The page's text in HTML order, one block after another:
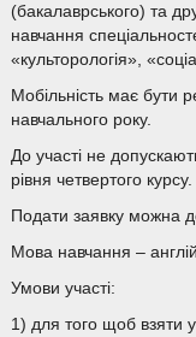
(бакалаврського) та
навчання
«культорологія»,
Мобільність має бути
навчального року.
До участі не
рівня четвертого курсу.
Подати заявку можна
Мова навчання –
Умови участі:
1) для того щоб взяти